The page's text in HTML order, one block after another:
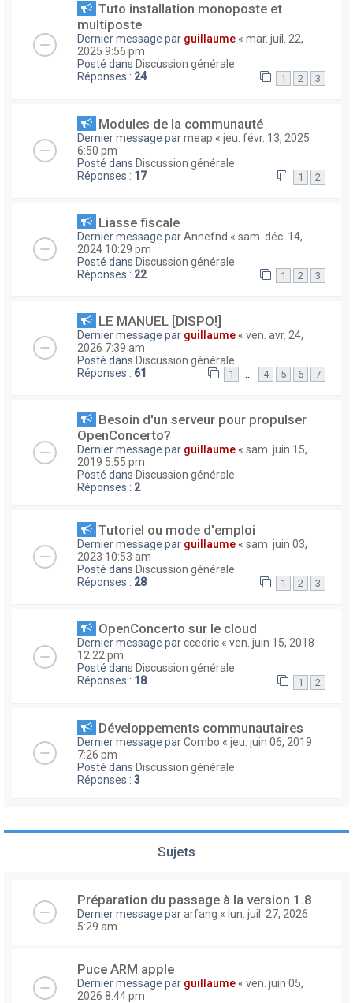
Tuto installation monoposte et
multiposte
Dernier message par guillaume « mar. juil. 22,
2025 9:56 pm
Posté dans Discussion générale
Réponses : 24 1 2 3
Modules de la communauté
Dernier message parmeap « jeu. févr. 13, 2025
6:50 pm
Posté dans Discussion générale
Réponses : 17 1 2
Liasse fiscale
Dernier message parAnnefnd « sam. déc. 14,
2024 10:29 pm
Posté dans Discussion générale
Réponses : 22 1 2 3
LE MANUEL [DISPO!]
Dernier message par guillaume « ven. avr. 24,
2026 7:39 am
Posté dans Discussion générale
Réponses : 61 1 … 4 5 6 7
Besoin d'un serveur pour propulser
OpenConcerto?
Dernier message par guillaume « sam. juin 15,
2019 5:55 pm
Posté dans Discussion générale
Réponses : 2
Tutoriel ou mode d'emploi
Dernier message par guillaume « sam. juin 03,
2023 10:53 am
Posté dans Discussion générale
Réponses : 28 1 2 3
OpenConcerto sur le cloud
Dernier message parccedric « ven. juin 15, 2018
12:22 pm
Posté dans Discussion générale
Réponses : 18 1 2
Développements communautaires
Dernier message parCombo « jeu. juin 06, 2019
7:26 pm
Posté dans Discussion générale
Réponses : 3
Sujets
Préparation du passage à la version 1.8
Dernier message pararfang « lun. juil. 27, 2026
5:29 am
Puce ARM apple
Dernier message par guillaume « ven. juin 05,
2026 8:44 pm